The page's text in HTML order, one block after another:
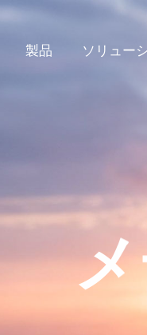
製品 ソリュー